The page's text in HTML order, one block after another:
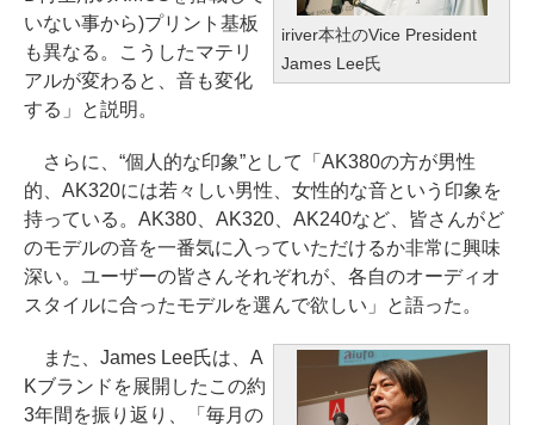
iriver本社のVice President
James Lee氏
いない事から)プリント基板
も異なる。こうしたマテリ
アルが変わると、音も変化
する」と説明。
さらに、“個人的な印象”として「AK380の方が男性
的、AK320には若々しい男性、女性的な音という印象を
持っている。AK380、AK320、AK240など、皆さんがど
のモデルの音を一番気に入っていただけるか非常に興味
深い。ユーザーの皆さんそれぞれが、各自のオーディオ
スタイルに合ったモデルを選んで欲しい」と語った。
また、James Lee氏は、A
Kブランドを展開したこの約
3年間を振り返り、「毎月の